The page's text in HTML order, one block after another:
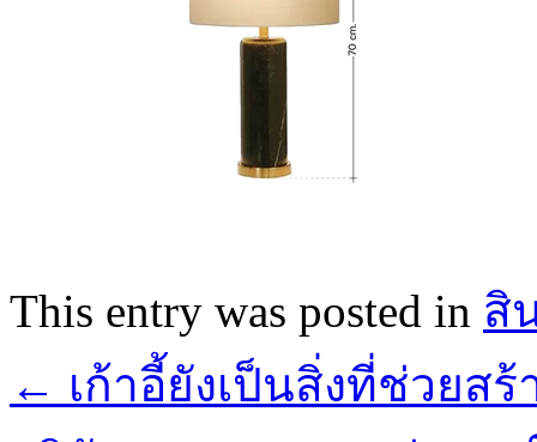
This entry was posted in สิ
← เก้าอี้ยังเป็นสิ่งที่ช่วยส